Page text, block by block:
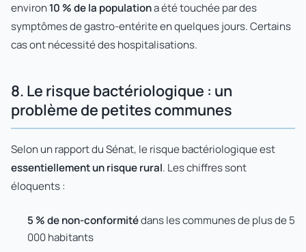
environ10 % de la populationa été touchée par des
symptômes de gastro-entérite en quelques jours. Certains
cas ont nécessité des hospitalisations.
8. Le risque bactériologique : un
problème de petites communes
Selon un rapport du Sénat, le risque bactériologique est
essentiellement un risque rural. Les chiffres sont
éloquents :
5 % de non-conformitédans les communes de plus de 5
000 habitants